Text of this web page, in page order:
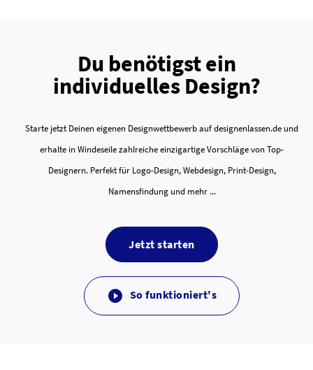
Du benötigst ein
individuelles Design?
Starte jetzt Deinen eigenen Designwettbewerb auf designenlassen.de und
erhalte in Windeseile zahlreiche einzigartige Vorschläge von Top-
Designern. Perfekt für Logo-Design, Webdesign, Print-Design,
Namensfindung und mehr ...
Jetzt starten
 So funktioniert's